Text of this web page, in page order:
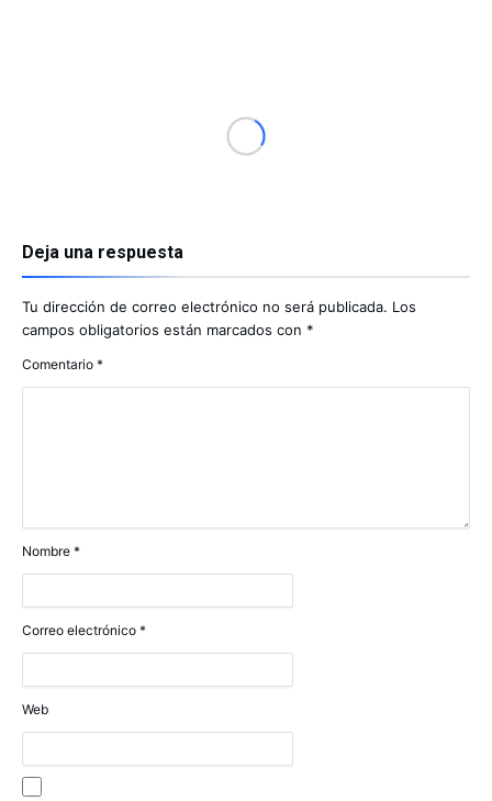
Deja una respuesta
Tu dirección de correo electrónico no será publicada. Los
campos obligatorios están marcados con *
Comentario *
Nombre *
Correo electrónico *
Web